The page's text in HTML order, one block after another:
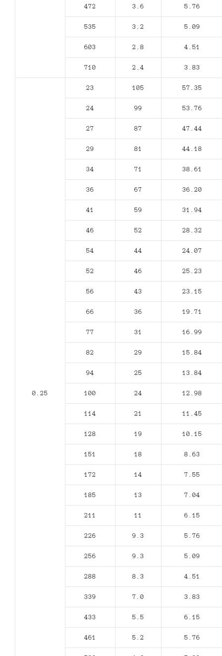
472 3.6 5.76
535 3.2 5.09
603 2.8 4.51
710 2.4 3.83
0.25
23 105 57.35
24 99 53.76
27 87 47.44
29 81 44.18
34 71 38.61
36 67 36.20
41 59 31.94
46 52 28.32
54 44 24.07
52 46 25.23
56 43 23.15
66 36 19.71
77 31 16.99
82 29 15.84
94 25 13.84
100 24 12.98
114 21 11.45
128 19 10.15
151 18 8.63
172 14 7.55
185 13 7.04
211 11 6.15
226 9.3 5.76
256 9.3 5.09
288 8.3 4.51
339 7.0 3.83
433 5.5 6.15
461 5.2 5.76